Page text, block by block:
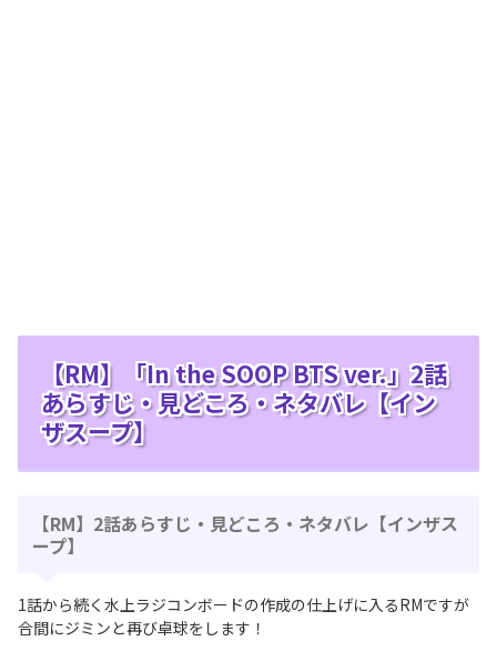
【RM】「In the SOOP BTS ver.」2話
あらすじ・見どころ・ネタバレ【イン
ザスープ】
【RM】2話あらすじ・見どころ・ネタバレ【インザス
ープ】
1話から続く水上ラジコンボードの作成の仕上げに入るRMですが
合間にジミンと再び卓球をします！